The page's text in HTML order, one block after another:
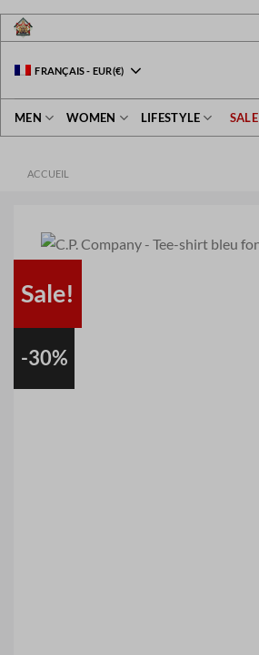
Passer
au
FRANÇAIS- EUR(€)
MEN WOMEN LIFESTYLE SALE
ACCUEIL
Sale!
-30%